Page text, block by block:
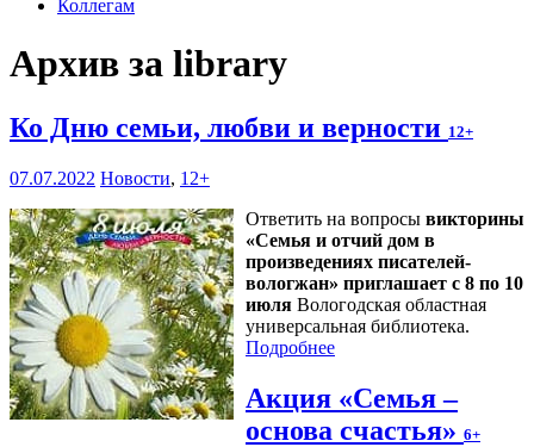
Коллегам
Архив за library
Ко Дню семьи, любви и верности 12+
07.07.2022 Новости, 12+
Ответить на вопросы викторины
«Семья и отчий дом в
произведениях писателей-
вологжан» приглашает с 8 по 10
июля Вологодская областная
универсальная библиотека.
Подробнее
Акция «Семья –
основа счастья» 6+